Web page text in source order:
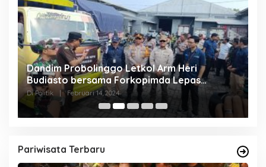
Dandim Probolinggo Letkol Arm Heri
Budiasto bersama Forkopimda Lepas
Pendistribusian Logistik Pemilu
Di Politik Februari 14, 2024
Pariwisata Terbaru